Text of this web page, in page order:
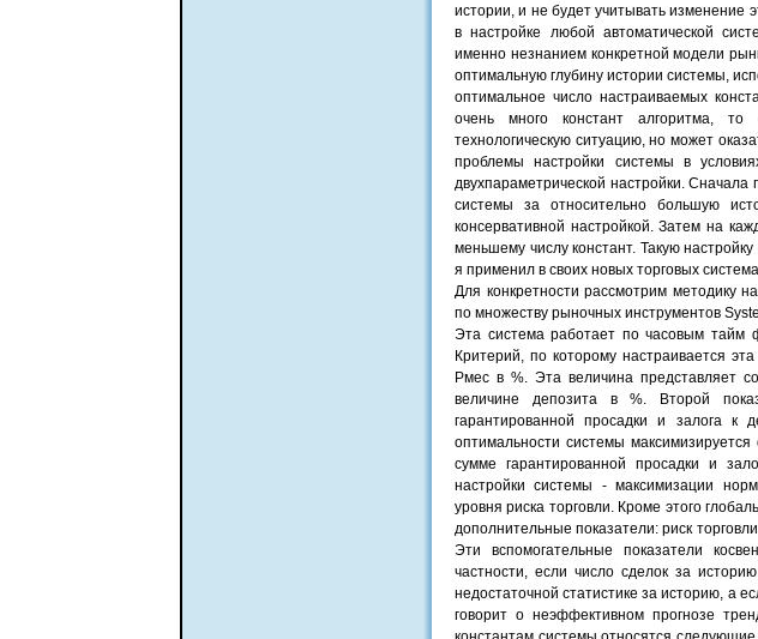
истории, и не будет учитывать изменение
в настройке любой автоматической
именно незнанием конкретной модели
оптимальную глубину истории системы,
оптимальное число настраиваемых
очень много констант алгоритма,
технологическую ситуацию, но может
проблемы настройки системы в
двухпараметрической настройки.
системы за относительно большую
консервативной настройкой. Затем на
меньшему числу констант. Такую
я применил в своих новых торговых
Для конкретности рассмотрим методику
по множеству рыночных инструментов
Эта система работает по часовым тайм
Критерий, по которому настраивается
Рмес в %. Эта величина представляет
величине депозита в %. Второй
гарантированной просадки и залога к
оптимальности системы
сумме гарантированной просадки и
настройки системы - максимизации
уровня риска торговли. Кроме этого
дополнительные показатели: риск
Эти вспомогательные показатели
частности, если число сделок за
недостаточной статистике за историю, а
говорит о неэффективном прогнозе